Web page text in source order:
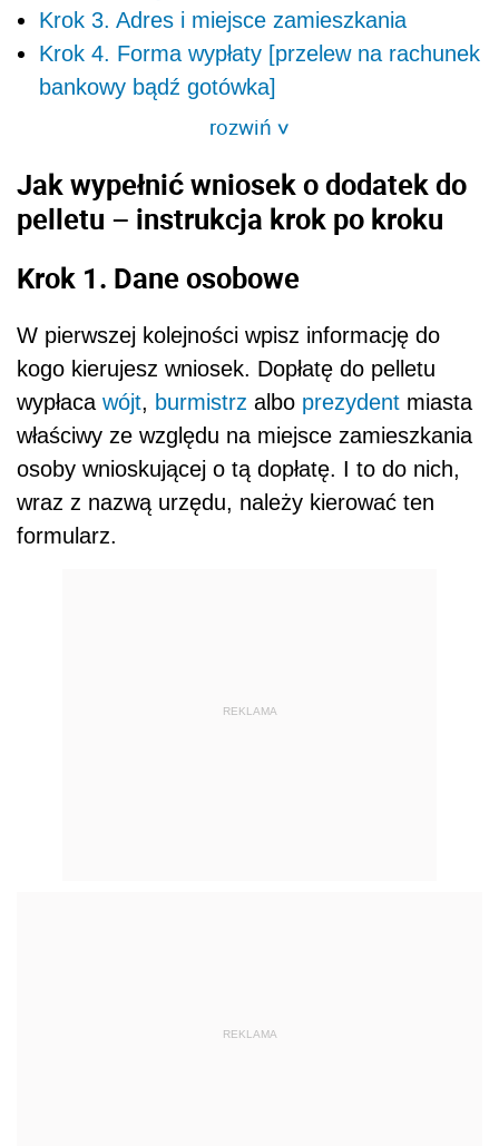
Krok 3. Adres i miejsce zamieszkania
Krok 4. Forma wypłaty [przelew na rachunek
bankowy bądź gotówka]
rozwiń>
Jak wypełnić wniosek o dodatek do
pelletu – instrukcja krok po kroku
Krok 1. Dane osobowe
W pierwszej kolejności wpisz informację do
kogo kierujesz wniosek. Dopłatę do pelletu
wypłaca wójt, burmistrz albo prezydent miasta
właściwy ze względu na miejsce zamieszkania
osoby wnioskującej o tą dopłatę. I to do nich,
wraz z nazwą urzędu, należy kierować ten
formularz.
REKLAMA
REKLAMA